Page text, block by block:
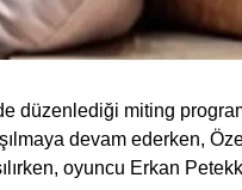
düzenlediği miting
devam ederken,
oyuncu Erkan